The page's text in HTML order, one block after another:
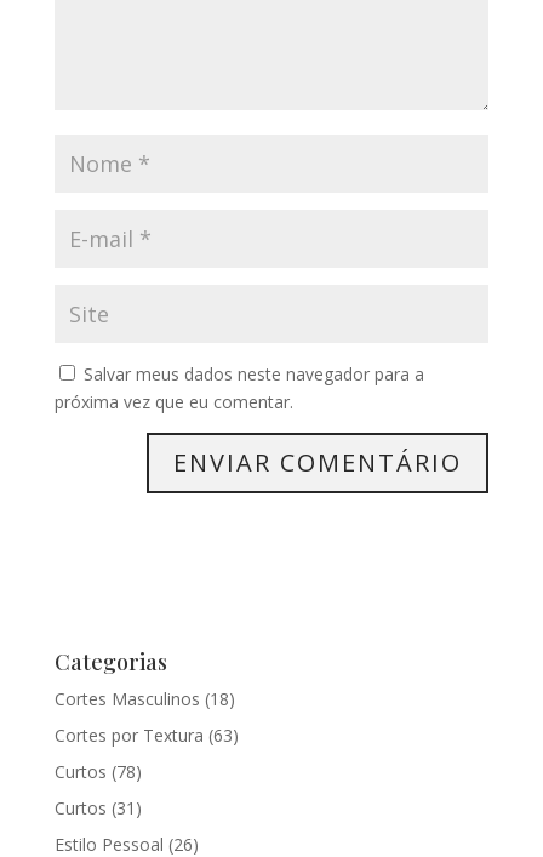
Salvar meus dados neste navegador para a
próxima vez que eu comentar.
Categorias
Cortes Masculinos (18)
Cortes por Textura (63)
Curtos (78)
Curtos (31)
Estilo Pessoal (26)